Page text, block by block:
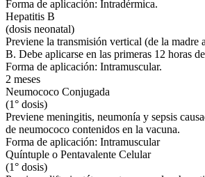
Forma de aplicación: Intradérmica.
Hepatitis B
(dosis neonatal)
Previene la transmisión vertical (de la madre
B. Debe aplicarse en las primeras 12 horas
Forma de aplicación: Intramuscular.
2 meses
Neumococo Conjugada
(1° dosis)
Previene meningitis, neumonía y sepsis
de neumococo contenidos en la vacuna.
Forma de aplicación: Intramuscular
Quíntuple o Pentavalente Celular
(1° dosis)